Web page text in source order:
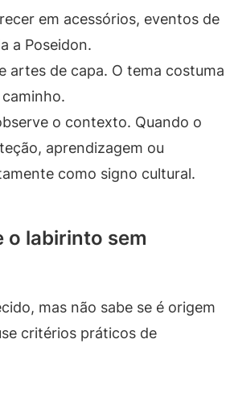
em acessórios, eventos de
a Poseidon.
artes de capa. O tema costuma
o contexto. Quando o
aprendizagem ou
como signo cultural.
o labirinto sem
mas não sabe se é origem
critérios práticos de